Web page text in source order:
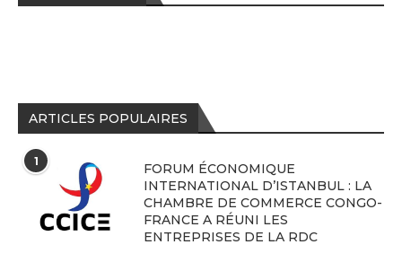
ARTICLES POPULAIRES
1
FORUM ÉCONOMIQUE
INTERNATIONAL D’ISTANBUL : LA
CHAMBRE DE COMMERCE CONGO-
FRANCE A RÉUNI LES
ENTREPRISES DE LA RDC